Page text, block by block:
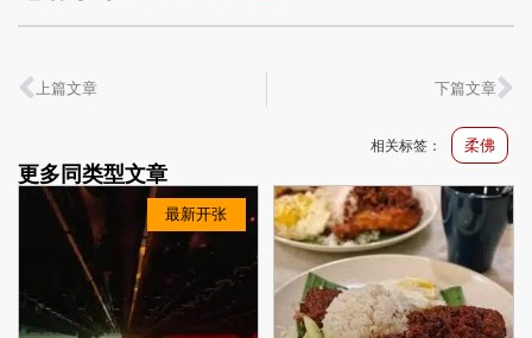
上篇文章 下篇文章
最新开张
相关标签： 柔佛
更多同类型文章